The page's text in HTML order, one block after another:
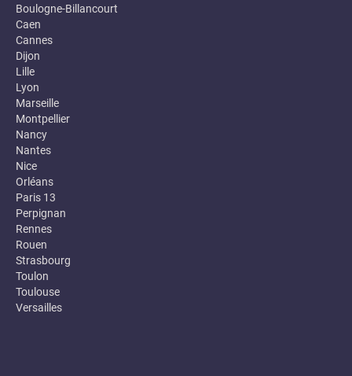
Boulogne-Billancourt
Caen
Cannes
Dijon
Lille
Lyon
Marseille
Montpellier
Nancy
Nantes
Nice
Orléans
Paris 13
Perpignan
Rennes
Rouen
Strasbourg
Toulon
Toulouse
Versailles